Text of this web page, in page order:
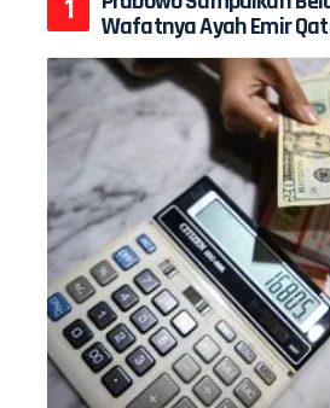
Wafatnya Ayah Emir